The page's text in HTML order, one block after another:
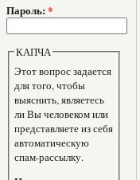
Пароль: *
КАПЧА
Этот вопрос задается
для того, чтобы
выяснить, являетесь
ли Вы человеком или
представляете из себя
автоматическую
спам-рассылку.